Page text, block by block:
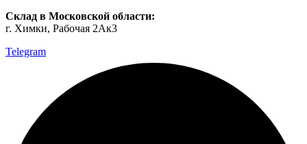
Склад в Московской области:
г. Химки, Рабочая 2Ак3
Telegram